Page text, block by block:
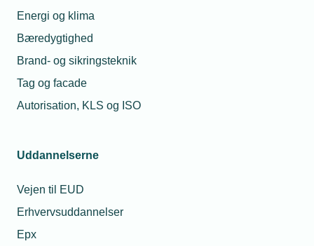
Energi og klima
Bæredygtighed
Brand- og sikringsteknik
Tag og facade
Autorisation, KLS og ISO
Uddannelserne
Vejen til EUD
Erhvervsuddannelser
Epx